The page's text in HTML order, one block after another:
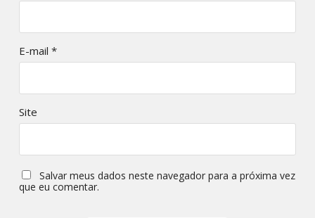
E-mail *
Site
Salvar meus dados neste navegador para a próxima vez
que eu comentar.